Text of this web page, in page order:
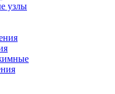
узлы